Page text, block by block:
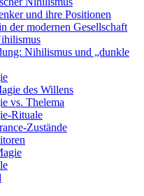
und ihre Positionen
der modernen Gesellschaft
Nihilismus und „dunkle
des Willens
vs. Thelema
Rituale
Zustände